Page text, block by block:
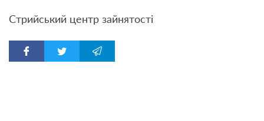
Стрийський центр зайнятості